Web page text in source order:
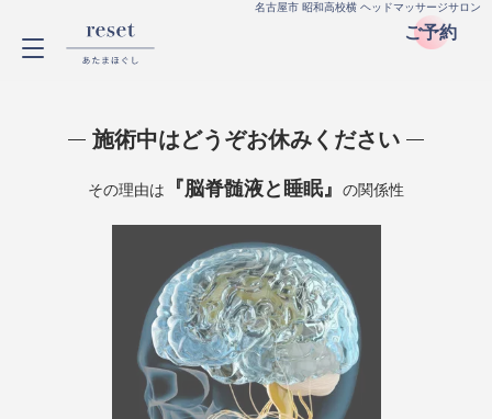
名古屋市 昭和高校横 ヘッドマッサージサロン
ご予約
施術中はどうぞお休みください
その理由は 『脳脊髄液と睡眠』 の関係性